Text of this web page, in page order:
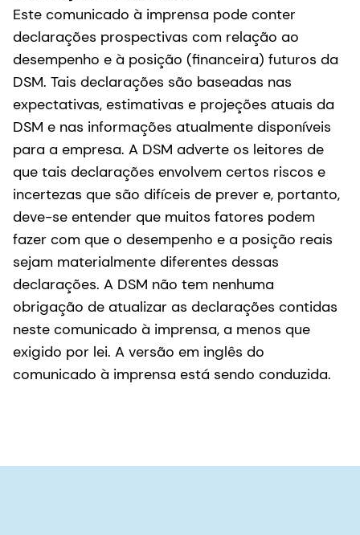
Este comunicado à imprensa pode conter
declarações prospectivas com relação ao
desempenho e à posição (financeira) futuros da
DSM. Tais declarações são baseadas nas
expectativas, estimativas e projeções atuais da
DSM e nas informações atualmente disponíveis
para a empresa. A DSM adverte os leitores de
que tais declarações envolvem certos riscos e
incertezas que são difíceis de prever e, portanto,
deve-se entender que muitos fatores podem
fazer com que o desempenho e a posição reais
sejam materialmente diferentes dessas
declarações. A DSM não tem nenhuma
obrigação de atualizar as declarações contidas
neste comunicado à imprensa, a menos que
exigido por lei. A versão em inglês do
comunicado à imprensa está sendo conduzida.